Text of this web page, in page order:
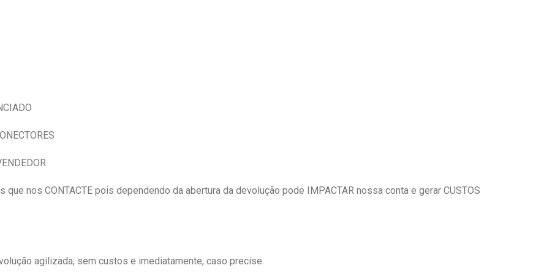
que nos CONTACTE pois dependendo da abertura da devolução pode IMPACTAR nossa conta e gerar CUSTOS
agilizada, sem custos e imediatamente, caso precise.